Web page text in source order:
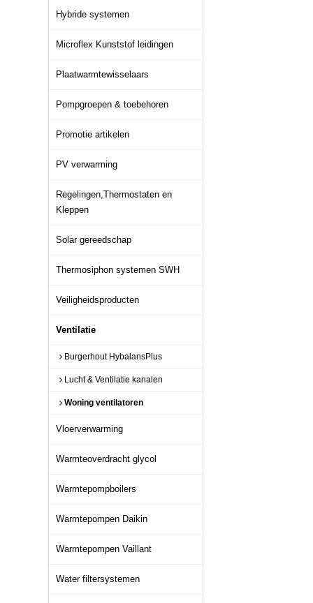
Hybride systemen
Microflex Kunststof leidingen
Plaatwarmtewisselaars
Pompgroepen & toebehoren
Promotie artikelen
PV verwarming
Regelingen,Thermostaten en
Kleppen
Solar gereedschap
Thermosiphon systemen SWH
Veiligheidsproducten
Ventilatie
Burgerhout HybalansPlus
Lucht & Ventilatie kanalen
Woning ventilatoren
Vloerverwarming
Warmteoverdracht glycol
Warmtepompboilers
Warmtepompen Daikin
Warmtepompen Vaillant
Water filtersystemen